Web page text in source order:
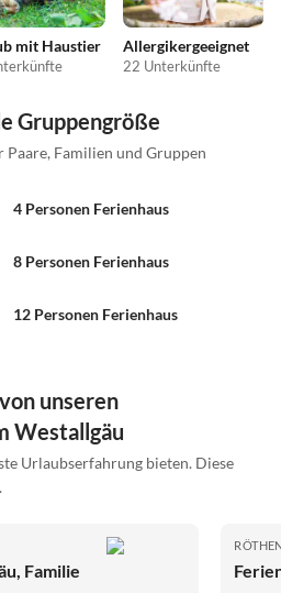
mit Haustier Allergikergeeignet
22 Unterkünfte
Gruppengröße
Familien und Gruppen
4 Personen Ferienhaus
8 Personen Ferienhaus
12 Personen Ferienhaus
unseren
Westallgäu
Urlaubserfahrung bieten. Diese
Familie